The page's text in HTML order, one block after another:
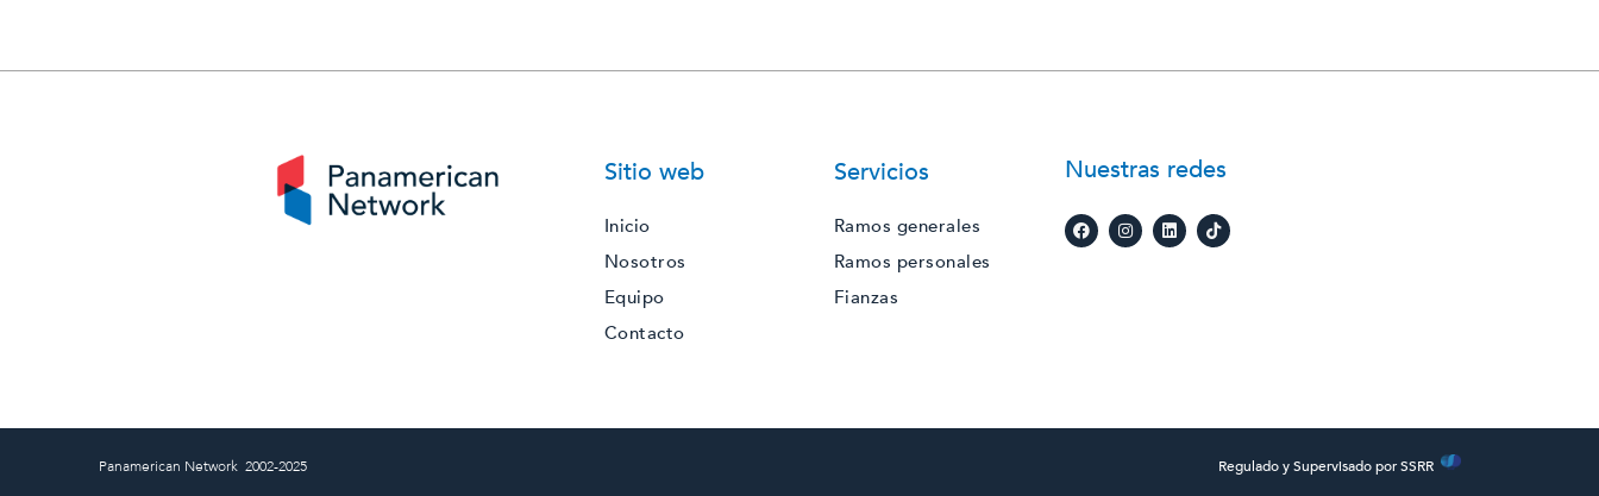
Sitio web
Inicio
Nosotros
Equipo
Contacto
Servicios
Ramos generales
Ramos personales
Fianzas
Nuestras redes
Panamerican Network 2002-2025 Regulado y Supervisado por SSRR